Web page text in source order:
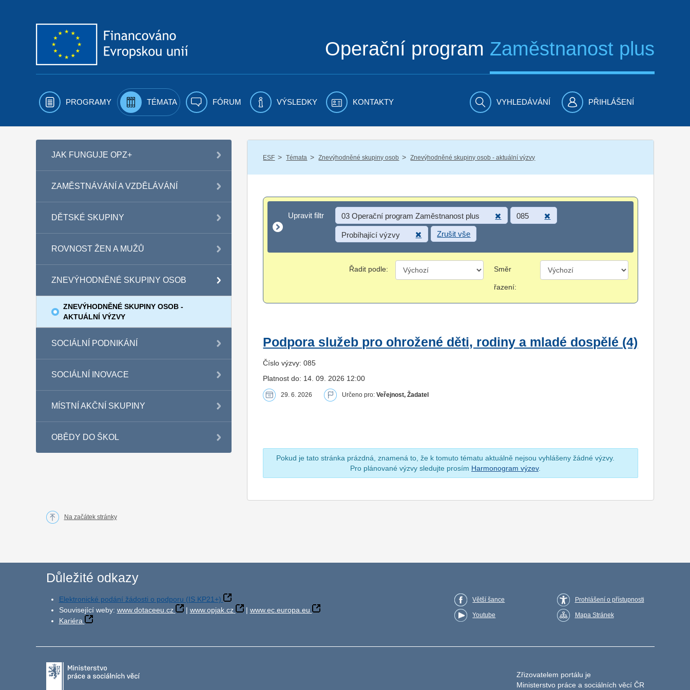
Operační program Zaměstnanost plus
PROGRAMY TÉMATA FÓRUM VÝSLEDKY KONTAKTY VYHLEDÁVÁNÍ PŘIHLÁŠENÍ
JAK FUNGUJE OPZ+
ZAMĚSTNÁVÁNÍ A VZDĚLÁVÁNÍ
DĚTSKÉ SKUPINY
ROVNOST ŽEN A MUŽŮ
ZNEVÝHODNĚNÉ SKUPINY OSOB
ZNEVÝHODNĚNÉ SKUPINY OSOB -
AKTUÁLNÍ VÝZVY
SOCIÁLNÍ PODNIKÁNÍ
SOCIÁLNÍ INOVACE
MÍSTNÍ AKČNÍ SKUPINY
OBĚDY DO ŠKOL
ESF / Témata / Znevýhodněné skupiny osob / Znevýhodněné skupiny osob - aktuální výzvy
Upravit filtr
Upravit filtr 03 Operační program Zaměstnanost plus 085
Probíhající výzvy Zrušit vše
Řadit podle: Směr
řazení:
Podpora služeb pro ohrožené děti, rodiny a mladé dospělé (4)
Číslo výzvy: 085
Platnost do: 14. 09. 2026 12:00
29. 6. 2026 Určeno pro:Veřejnost, Žadatel
Pokud je tato stránka prázdná, znamená to, že k tomuto tématu aktuálně nejsou vyhlášeny žádné výzvy.
Pro plánované výzvy sledujte prosím Harmonogram výzev.
Na začátek stránky
Důležité odkazy
Elektronické podání žádosti o podporu (IS KP21+)
Související weby: www.dotaceeu.cz | www.opjak.cz | www.ec.europa.eu
Kariéra
Větší šance
Youtube
Prohlášení o přístupnosti
Mapa Stránek
Zřizovatelem portálu je
Ministerstvo práce a sociálních věcí ČR